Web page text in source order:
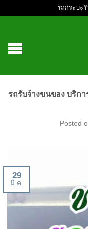
รถกระบะ
รถรับจ้างขนของ บริกา
Posted
29
มี.ค.